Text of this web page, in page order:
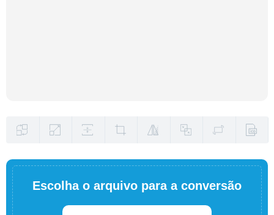
Escolha o arquivo para a conversão